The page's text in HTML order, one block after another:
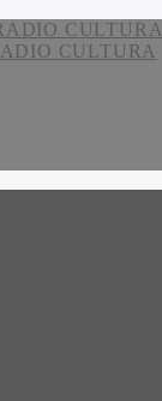
CULTURA
CULTURA